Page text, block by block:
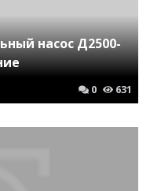
насос Д2500-
0 631